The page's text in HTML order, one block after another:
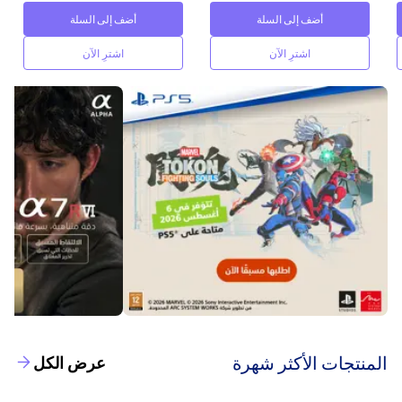
أضف إلى السلة
اشترِ الآن
أضف إلى السلة
اشترِ الآن
‫المنتجات الأكثر شهرة‬ عرض الكل